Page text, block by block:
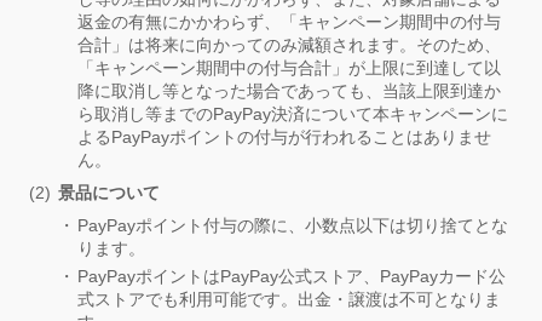
返金の有無にかかわらず、「キャンペーン期間中の付与
合計」は将来に向かってのみ減額されます。そのため、
「キャンペーン期間中の付与合計」が上限に到達して以
降に取消し等となった場合であっても、当該上限到達か
ら取消し等までのPayPay決済について本キャンペーンに
よるPayPayポイントの付与が行われることはありませ
ん。
景品について
PayPayポイント付与の際に、小数点以下は切り捨てとな
ります。
PayPayポイントはPayPay公式ストア、PayPayカード公
式ストアでも利用可能です。出金・譲渡は不可となりま